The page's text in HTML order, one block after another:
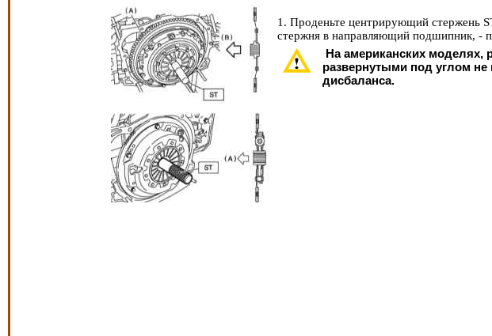
1. Проденьте центрирующий стержень
стержня в направляющий подшипник, -
На американских моделях,
развернутыми под углом не
дисбаланса.